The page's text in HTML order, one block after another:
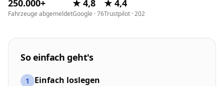
250.000+
Fahrzeuge abgemeldet
★ 4,8
Google · 76
★ 4,4
Trustpilot · 202
So einfach geht's
1 Einfach loslegen